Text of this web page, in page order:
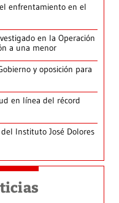
enfrentamiento en el
en la Operación
a una menor
y oposición para
en línea del récord
Instituto José Dolores